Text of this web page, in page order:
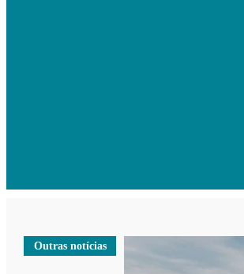
Outras notícias